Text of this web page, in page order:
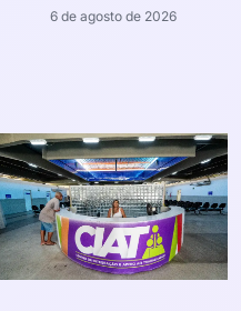
6 de agosto de 2026